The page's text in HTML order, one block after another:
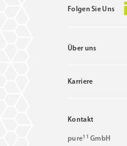
Folgen Sie Uns
Über uns
Karriere
Kontakt
pure11 GmbH